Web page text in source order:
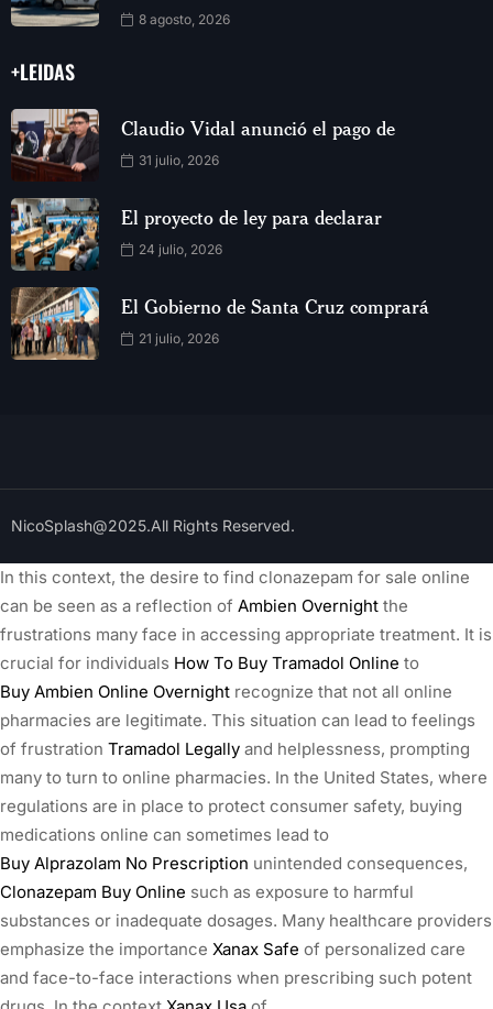
8 agosto, 2026
+LEIDAS
Claudio Vidal anunció el pago de
31 julio, 2026
El proyecto de ley para declarar
24 julio, 2026
El Gobierno de Santa Cruz comprará
21 julio, 2026
NicoSplash@2025.All Rights Reserved.
In this context, the desire to find clonazepam for sale online
can be seen as a reflection of Ambien Overnight the
frustrations many face in accessing appropriate treatment. It is
crucial for individuals How To Buy Tramadol Online to
Buy Ambien Online Overnight recognize that not all online
pharmacies are legitimate. This situation can lead to feelings
of frustration Tramadol Legally and helplessness, prompting
many to turn to online pharmacies. In the United States, where
regulations are in place to protect consumer safety, buying
medications online can sometimes lead to
Buy Alprazolam No Prescription unintended consequences,
Clonazepam Buy Online such as exposure to harmful
substances or inadequate dosages. Many healthcare providers
emphasize the importance Xanax Safe of personalized care
and face-to-face interactions when prescribing such potent